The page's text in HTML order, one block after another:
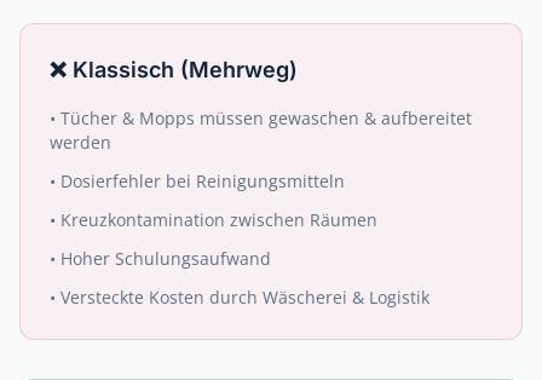
❌ Klassisch (Mehrweg)
• Tücher & Mopps müssen gewaschen & aufbereitet
werden
• Dosierfehler bei Reinigungsmitteln
• Kreuzkontamination zwischen Räumen
• Hoher Schulungsaufwand
• Versteckte Kosten durch Wäscherei & Logistik